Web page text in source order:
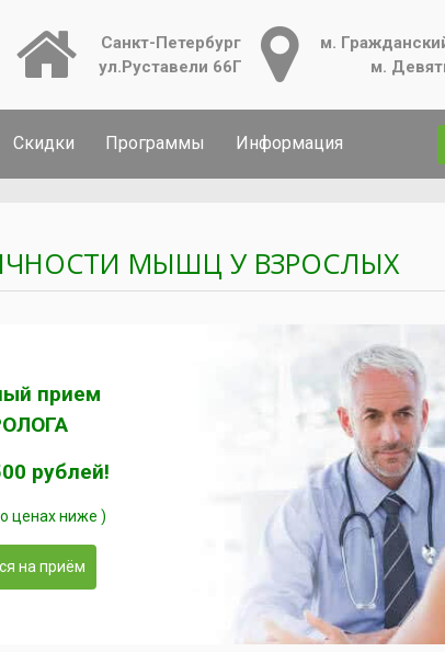
Санкт-Петербург
ул.Руставели 66Г
м.
м.
Скидки Программы Информация
МЫШЦ У ВЗРОСЛЫХ
прием
рублей!
ценах ниже )
на приём